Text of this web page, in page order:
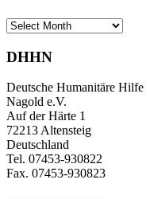
Archiv
DHHN
Deutsche Humanitäre Hilfe
Nagold e.V.
Auf der Härte 1
72213 Altensteig
Deutschland
Tel. 07453-930822
Fax. 07453-930823